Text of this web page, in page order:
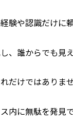
験や認識だけに
、誰からでも見
だけではありませ
内に無駄を発見